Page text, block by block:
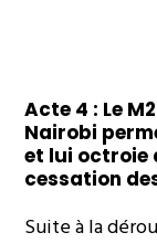
Acte 4 : Le
Nairobi
et lui octroie
cessation
Suite à la